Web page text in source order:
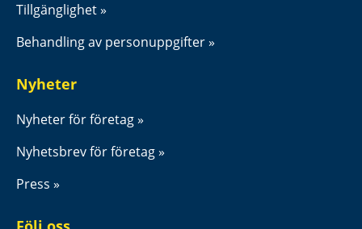
Tillgänglighet
Behandling av personuppgifter
Nyheter
Nyheter för företag
Nyhetsbrev för företag
Press